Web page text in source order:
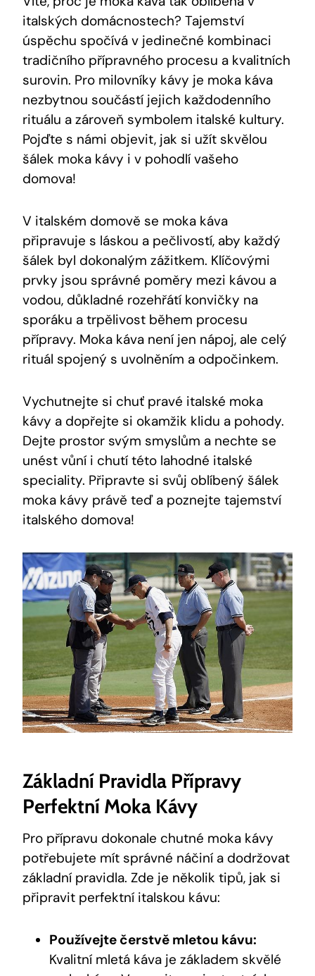
italských domácnostech? Tajemství
úspěchu spočívá v jedinečné kombinaci
tradičního přípravného procesu a kvalitních
surovin. Pro milovníky kávy je moka káva
nezbytnou součástí jejich každodenního
rituálu a zároveň symbolem italské kultury.
Pojďte s námi objevit, jak si užít skvělou
šálek moka kávy i v pohodlí vašeho
domova!
V italském domově se moka káva
připravuje s láskou a pečlivostí, aby každý
šálek byl dokonalým zážitkem. Klíčovými
prvky jsou správné poměry mezi kávou a
vodou, důkladné rozehřátí konvičky na
sporáku a trpělivost během procesu
přípravy. Moka káva není jen nápoj, ale celý
rituál spojený s uvolněním a odpočinkem.
Vychutnejte si chuť pravé italské moka
kávy a dopřejte si okamžik klidu a pohody.
Dejte prostor svým smyslům a nechte se
unést vůní i chutí této lahodné italské
speciality. Připravte si svůj oblíbený šálek
moka kávy právě teď a poznejte tajemství
italského domova!
Základní Pravidla Přípravy
Perfektní Moka Kávy
Pro přípravu dokonale chutné moka kávy
potřebujete mít správné náčiní a dodržovat
základní pravidla. Zde je několik tipů, jak si
připravit perfektní italskou kávu:
Používejte čerstvě mletou kávu:
Kvalitní mletá káva je základem skvělé